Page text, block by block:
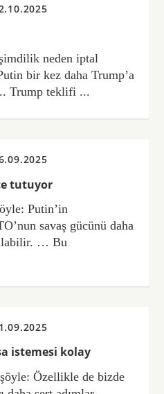
neden iptal
bir kez daha Trump’a
Trump teklifi ...
tutuyor
Putin’in
savaş gücünü daha
… Bu
istemesi kolay
Özellikle de bizde